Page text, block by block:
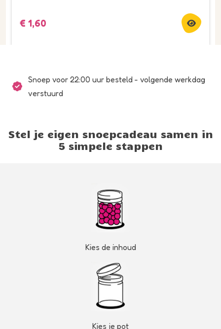
€ 1,60
Snoep voor 22:00 uur besteld - volgende werkdag
verstuurd
Stel je eigen snoepcadeau samen in
5 simpele stappen
Kies de inhoud
Kies je pot